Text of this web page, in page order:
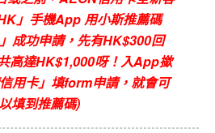
」手機App用小斯推薦碼
」成功申請，先有HK$300回
高達HK$1,000呀！入App撳
用卡」填form申請，就會可
以填到推薦碼)